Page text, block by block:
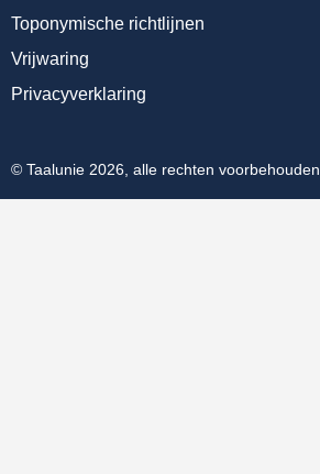
Toponymische richtlijnen
Vrijwaring
Privacyverklaring
© Taalunie 2026, alle rechten voorbehouden.